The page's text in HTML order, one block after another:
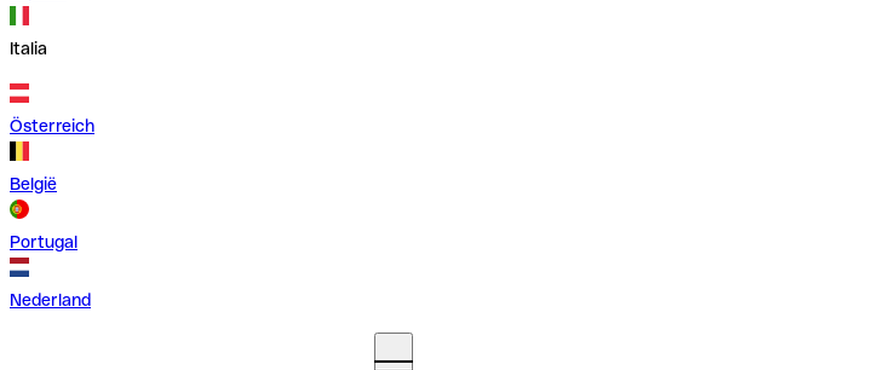
Italia
Österreich
België
Portugal
Nederland